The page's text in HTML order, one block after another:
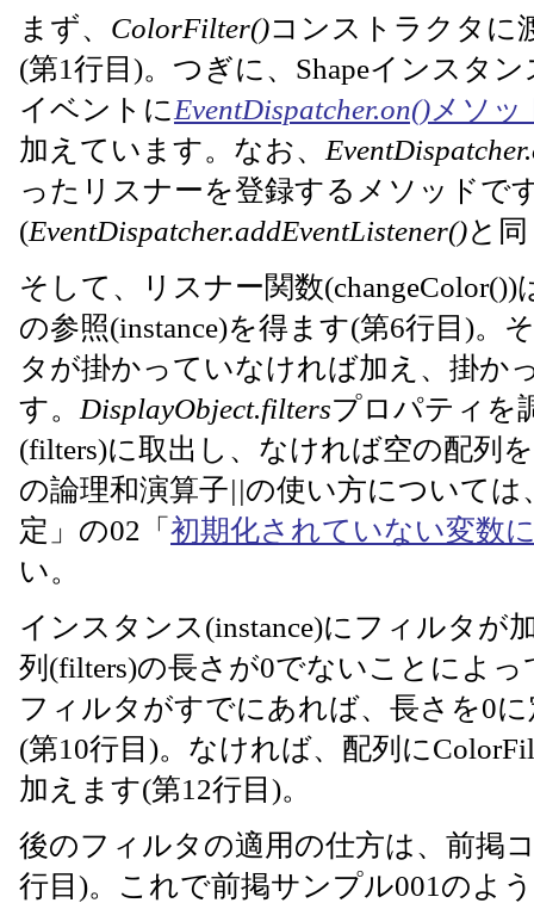
まず、 ColorFilter()コンストラクタに
(第1行目)。つぎに、Shapeインスタン
イベントに EventDispatcher.on()メソッ
加えています。なお、
ったリスナーを登録するメソッドで
(EventDispatcher.addEventListener()と
そして、リスナー関数
の参照(instance)を得ます(第6行目)。
タが掛かっていなければ加え、掛か
す。 DisplayObject.filtersプロパティを
(filters)に取出し、なければ空の配列
の論理和演算子||の使い方については
定」の02「 初期化されていない変数
い。
インスタンス(instance)にフィルタが
列(filters)の長さが0でないことによ
フィルタがすでにあれば、長さを0
(第10行目)。なければ、配列に
加えます(第12行目)。
後のフィルタの適用の仕方は、前掲
行目)。これで前掲サンプル001のよ